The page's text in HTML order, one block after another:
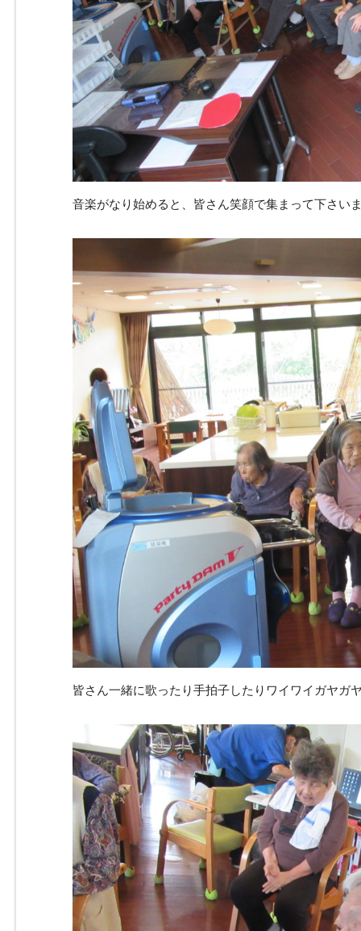
音楽がなり始めると、皆さん笑顔で集まって下さい
皆さん一緒に歌ったり手拍子したりワイワイガヤガ